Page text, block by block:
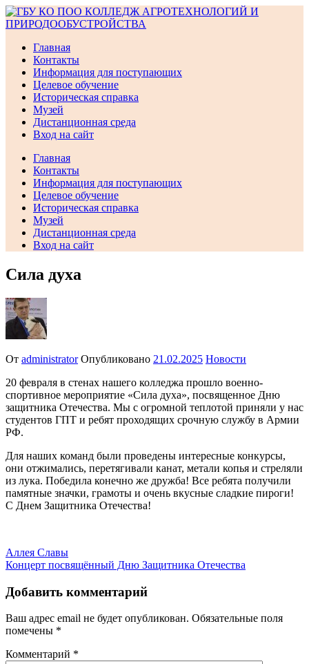
Перейти
к
Главная
Контакты
Информация для поступающих
Целевое обучение
Историческая справка
Музей
Дистанционная среда
Вход на сайт
Главная
Контакты
Информация для поступающих
Целевое обучение
Историческая справка
Музей
Дистанционная среда
Вход на сайт
Сила духа
От administrator Опубликовано 21.02.2025 Новости
20 февраля в стенах нашего колледжа прошло военно-
спортивное мероприятие «Сила духа», посвященное Дню
защитника Отечества. Мы с огромной теплотой приняли у нас
студентов ГПТ и ребят проходящих срочную службу в Армии
РФ.
Для наших команд были проведены интересные конкурсы,
они отжимались, перетягивали канат, метали копья и стреляли
из лука. Победила конечно же дружба! Все ребята получили
памятные значки, грамоты и очень вкусные сладкие пироги!
С Днем Защитника Отечества!
Навигация
по
записям
Аллея Славы
Концерт посвящённый Дню Защитника Отечества
Добавить комментарий
Ваш адрес email не будет опубликован. Обязательные поля
помечены *
Комментарий *